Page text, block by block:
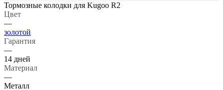
Тормозные колодки для Kugoo R2
Цвет
—
золотой
Гарантия
—
14 дней
Материал
—
Металл